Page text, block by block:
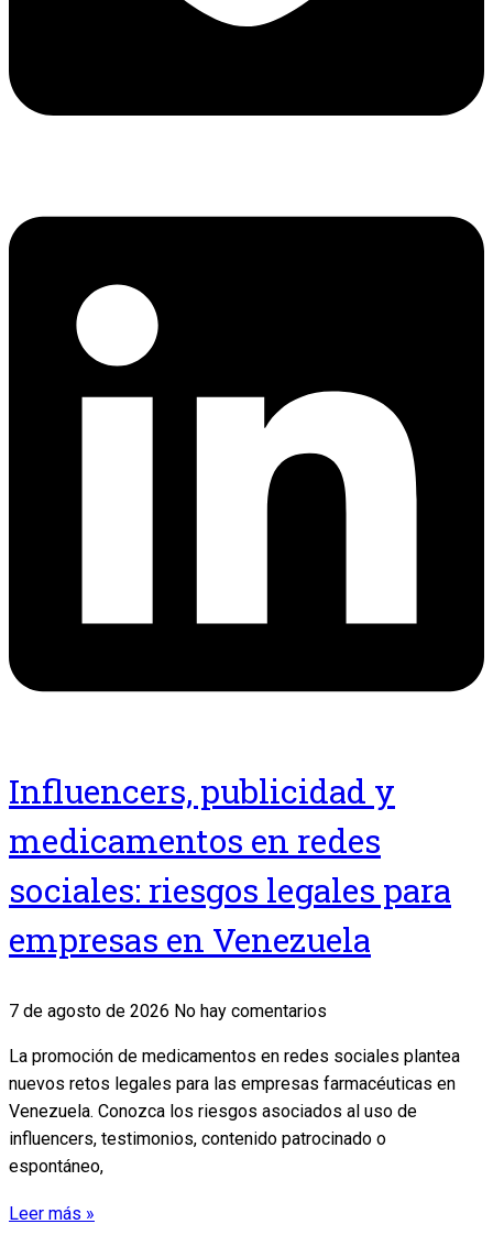
Influencers, publicidad y
medicamentos en redes
sociales: riesgos legales para
empresas en Venezuela
7 de agosto de 2026 No hay comentarios
La promoción de medicamentos en redes sociales plantea
nuevos retos legales para las empresas farmacéuticas en
Venezuela. Conozca los riesgos asociados al uso de
influencers, testimonios, contenido patrocinado o
espontáneo,
Leer más »